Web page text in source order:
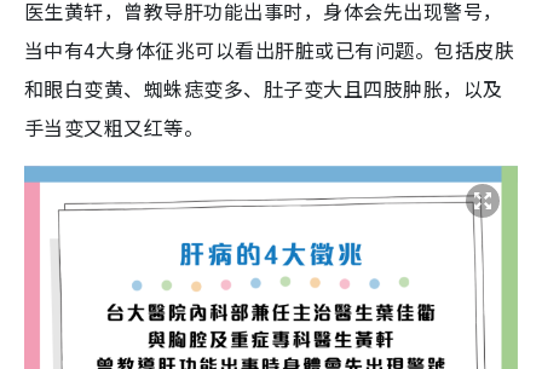
医生黄轩，曾教导肝功能出事时，身体会先出现警号，
当中有4大身体征兆可以看出肝脏或已有问题。包括皮肤
和眼白变黄、蜘蛛痣变多、肚子变大且四肢肿胀，以及
手当变又粗又红等。